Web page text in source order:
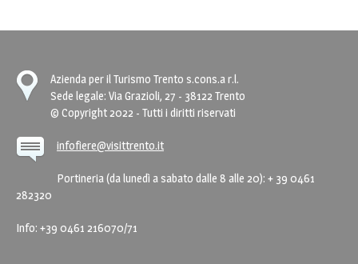
Azienda per il Turismo Trento s.cons.a r.l.
Sede legale: Via Grazioli, 27 - 38122 Trento
© Copyright 2022 - Tutti i diritti riservati
infofiere@visittrento.it
Portineria (da lunedì a sabato dalle 8 alle 20): + 39 0461
282320
Info: +39 0461 216070/71